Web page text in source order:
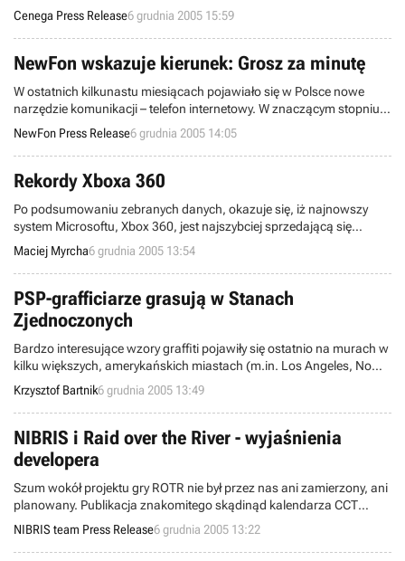
odbędą się niezwykle atrakcyjne imprezy promocyjne z okazji
niedawnej premiery gry Peter Jackson’s King Kong: The Official
Game of the Movie w wersji na PC.
Cenega Press Release6 grudnia 2005 15:59
NewFon wskazuje kierunek: Grosz za minutę
W ostatnich kilkunastu miesiącach pojawiało się w Polsce nowe
narzędzie komunikacji – telefon internetowy. W znaczącym stopniu
zmieniło to nastawienie dużych grup naszych rodaków do sprawy
cen rozmów telefonicznych. Teraz, dzięki unikalnej promocji w
usłudze NewFon, za rozmowy międzynarodowe zapłacimy jeszcze
mniej – nawet 1 gr za minutę połączenia.
NewFon Press Release6 grudnia 2005 14:05
Rekordy Xboxa 360
Po podsumowaniu zebranych danych, okazuje się, iż najnowszy
system Microsoftu, Xbox 360, jest najszybciej sprzedającą się
konsolą domową w historii brytyjskiego rynku rozrywki
elektronicznej. Liczbą 70,000 egzemplarzy sprzedanych w ciągu
pierwszego weekendu, Xbox 360 zdetronizował dotychczasowego
lidera tego zestawienia, GameCube.
Maciej Myrcha6 grudnia 2005 13:54
PSP-grafficiarze grasują w Stanach
Zjednoczonych
Bardzo interesujące wzory graffiti pojawiły się ostatnio na murach w
kilku większych, amerykańskich miastach (m.in. Los Angeles, Nowy
Jork, San Francisco, Filadelfia czy Chicago). W tej wiadomości nie
byłoby nic ciekawego, gdyby nie fakt, że wszystkie świeżo
namalowane dzieła przedstawiają postacie bawiące się konsolą
przenośną PlayStation Portable.
Krzysztof Bartnik6 grudnia 2005 13:49
NIBRIS i Raid over the River - wyjaśnienia
developera
Szum wokół projektu gry ROTR nie był przez nas ani zamierzony, ani
planowany. Publikacja znakomitego skądinąd kalendarza CCT
spowodowała ogromne zainteresowanie zachodnich serwisów,
które odnalazły w sieci naszą starą stronę internetową.
NIBRIS team Press Release6 grudnia 2005 13:22